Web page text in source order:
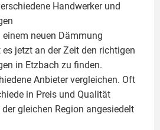
Handwerker und
neuen Dämmung
jetzt an der Zeit den richtigen
in Etzbach zu finden.
Anbieter vergleichen. Oft
in Preis und Qualität
gleichen Region angesiedelt